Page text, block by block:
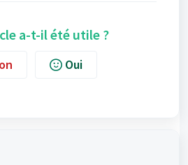
a-t-il été utile ?
Oui